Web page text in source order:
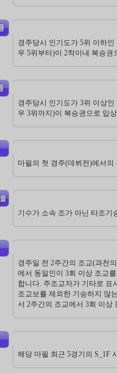
경주당시 인기도가 5위 이하
우 5위부터)이 2착이내 복승
경주당시 인기도가 3위 이상
우 3위까지)이 복승권으로 입
마필의 첫 경주(데뷔전)에서의
기수가 소속 조가 아닌 타조기
경주일 전 2주간의 조교(과천
에서 동일인이 3회 이상 조교
합니다. 주조교자가 기타로 표
조교보를 제외한 기승하지 않
서 2주간의 조교에서 3회 이
해당 마필 최근 5경기의 S_1F